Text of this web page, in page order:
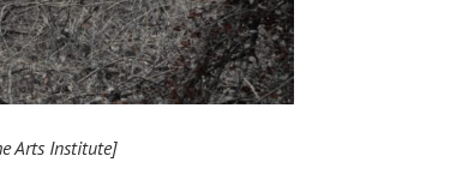
Arts Institute]